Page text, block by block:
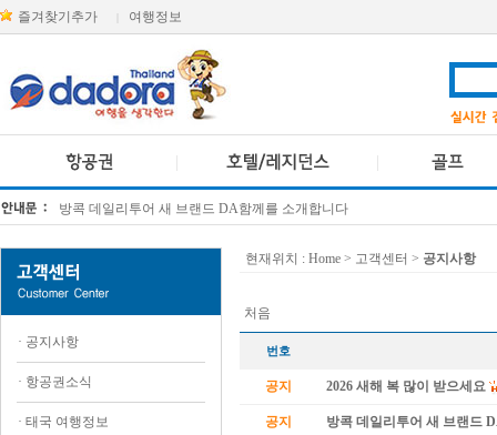
즐겨찾기추가 여행정보
방콕 데일리투어 새 브랜드 DA함께를 소개합니다
· 공지사항
· 항공권소식
· 태국 여행정보
현재위치 : Home > 고객센터 > 공지사항
처음
번호
공지 2026 새해 복 많이 받으세요
공지 방콕 데일리투어 새 브랜드